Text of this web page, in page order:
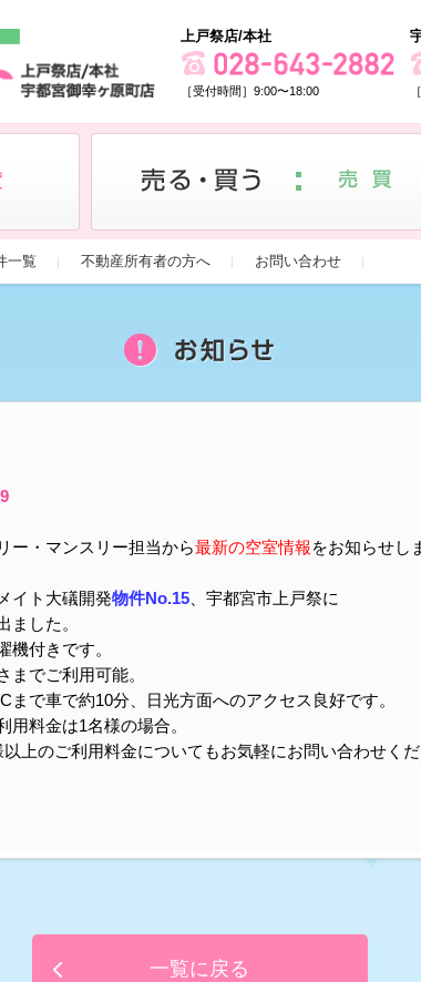
上戸祭店/本社
［受付時間］9:00〜18:00
一覧 不動産所有者の方へ お問い合わせ
ー・マンスリー担当から最新の空室情報をお知らせし
イト大礒開発物件No.15 、宇都宮市上戸祭に
した。
付きです。
でご利用可能。
まで車で約10分、日光方面へのアクセス良好です。
料金は1名様の場合。
上のご利用料金についてもお気軽にお問い合わせくだ
一覧に戻る